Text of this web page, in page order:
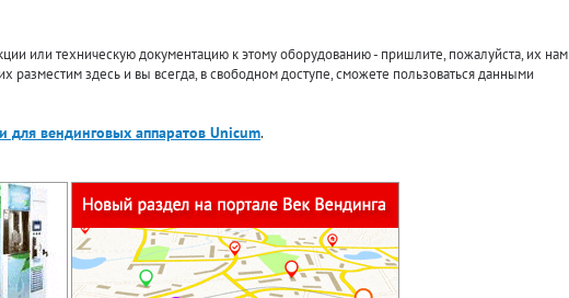
или техническую документацию к этому оборудованию - пришлите, пожалуйста, их нам
разместим здесь и вы всегда, в свободном доступе, сможете пользоваться данными
для вендинговых аппаратов Unicum.